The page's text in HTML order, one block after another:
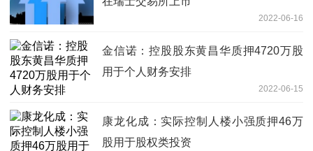
2022-06-16
金信诺：控股股东黄昌华质押4720万股
用于个人财务安排
2022-06-15
康龙化成：实际控制人楼小强质押46万
股用于股权类投资